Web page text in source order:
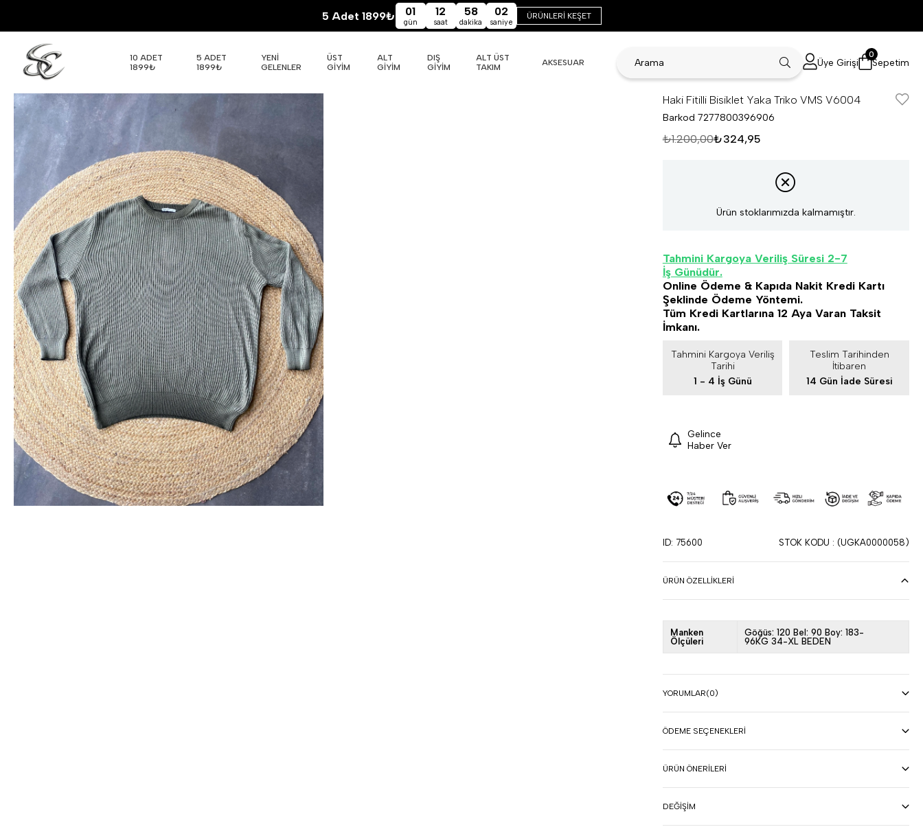
5 Adet 1899₺ 01
gün
12
saat
58
dakika
02
saniye
ÜRÜNLERİ KEŞET
10 ADET
1899₺
5 ADET
1899₺
YENİ
GELENLER
ÜST
GİYİM
ALT
GİYİM
DIŞ
GİYİM
ALT ÜST
TAKIM
AKSESUAR Üye Girişi Sepetim
0
Haki Fitilli Bisiklet Yaka Triko VMS V6004
Barkod 7277800396906
₺1.200,00₺324,95
Ürün stoklarımızda kalmamıştır.
Tahmini Kargoya Veriliş Süresi 2-7
İş Günüdür.
Online Ödeme & Kapıda Nakit Kredi Kartı
Şeklinde Ödeme Yöntemi.
Tüm Kredi Kartlarına 12 Aya Varan Taksit
İmkanı.
Tahmini Kargoya Veriliş
Tarihi
1 - 4 İş Günü
Teslim Tarihinden
İtibaren
14 Gün İade Süresi
Gelince
Haber Ver
ID: 75600 STOK KODU (UGKA0000058)
ÜRÜN ÖZELLIKLERI
Manken
Ölçüleri
Göğüs: 120 Bel: 90 Boy: 183-
96KG 34-XL BEDEN
YORUMLAR(0)
ÖDEME SEÇENEKLERI
ÜRÜN ÖNERILERI
DEĞIŞIM